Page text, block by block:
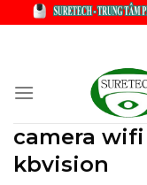
camera wifi
kbvision